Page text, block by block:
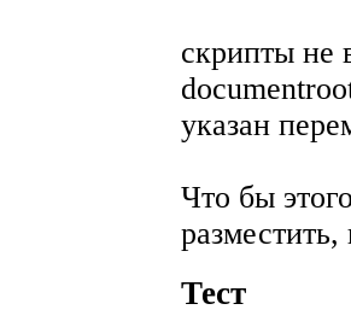
скрипты не
указан
Что бы
Тест